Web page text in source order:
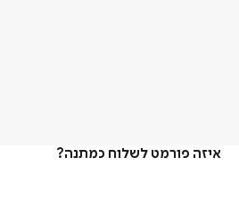
איזה פורמט לשלוח כמתנה?